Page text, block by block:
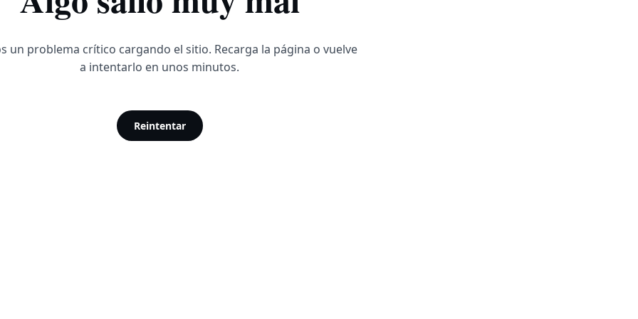
un problema crítico cargando el sitio. Recarga la página o vuelve
a intentarlo en unos minutos.
Reintentar